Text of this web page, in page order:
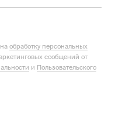
обработку персональных
сообщений от
и Пользовательского